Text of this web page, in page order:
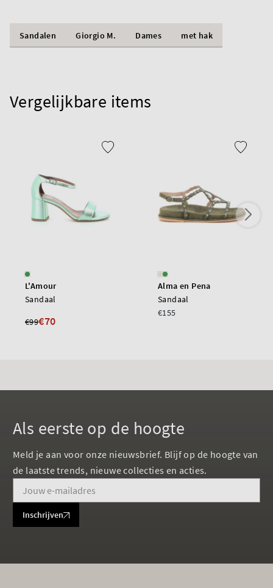
Sandalen Giorgio M. Dames met hak
Vergelijkbare items
L'Amour
Sandaal
€99€70
Alma en Pena
Sandaal
€155
Als eerste op de hoogte
Meld je aan voor onze nieuwsbrief. Blijf op de hoogte van
de laatste trends, nieuwe collecties en acties.
Inschrijven